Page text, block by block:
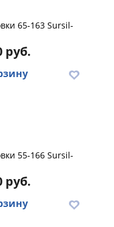
65-163 Sursil-
руб.
55-166 Sursil-
руб.